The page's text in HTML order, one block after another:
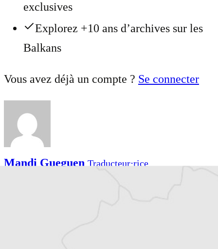
exclusives
Explorez +10 ans d’archives sur les
Balkans
Vous avez déjà un compte ? Se connecter
Mandi GueguenTraducteur⋅rice